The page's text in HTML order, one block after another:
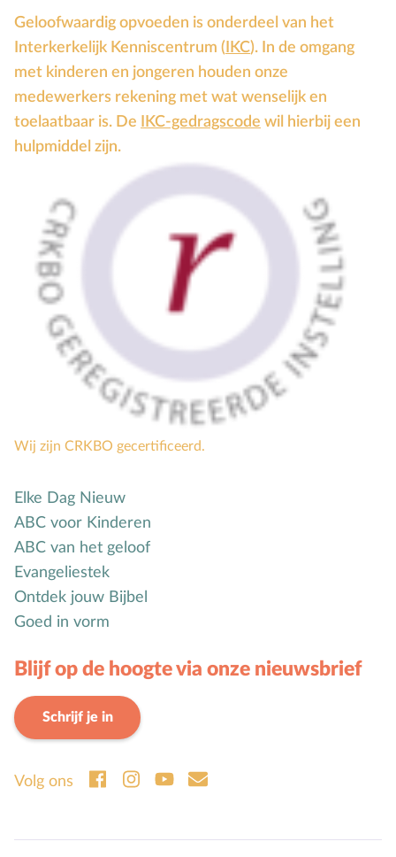
Geloofsopvoeding
Goede Vrijdag
Groepsdruk
H
Hemelvaartsdag
Internet
Kerkactiviteiten
Kerkgeschiedenis
Kerst
Kerstverhalen
Kindermishandeling/-misbruik
Kleuter
Lichamelijke ontwikkeling
M
Meerbegaafd/hoogbegaafd
Moeder-kindrelatie
Natuur
O
Opvoedstijl
Oud & Nieuw
P
Pasen
Probleemgedrag
Geloofwaardig opvoeden is onderdeel van het
Interkerkelijk Kenniscentrum ( IKC). In de omgang
met kinderen en jongeren houden onze
medewerkers rekening met wat wenselijk en
toelaatbaar is. De
IKC-gedragscode wil hierbij een
hulpmiddel zijn.
Wij zijn CRKBO gecertificeerd.
Elke Dag Nieuw
ABC voor Kinderen
ABC van het geloof
Evangeliestek
Ontdek jouw Bijbel
Goed in vorm
Blijf op de hoogte via onze nieuwsbrief
Schrijf je in
Volg ons